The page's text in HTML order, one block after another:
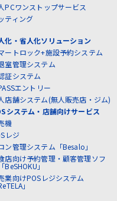
PCワンストップサービス
ティング
化・省人化ソリューション
ートロック+施設予約システム
室管理システム
証システム
エントリー
店舗システム(無人販売店・ジム)
システム・店舗向けサービス
機
レジ
ン管理システム「Besalo」
店向け予約管理・顧客管理ソフ
BeSHOKU」
業向けPOSレジシステム
」